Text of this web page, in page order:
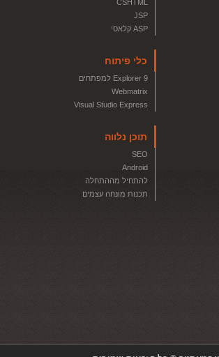
CSHTML
JSP
ASP קלאסי
כלי פיתוח
Explorer 9 למפתחים
Webmatrix
Visual Studio Express
תוכן נלווה
SEO
Android
להתחיל מההתחלה
תכנות מונחה עצמים